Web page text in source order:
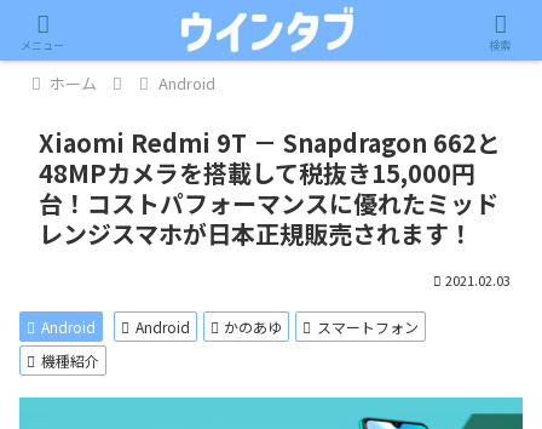
記事内に広告が含まれています。
ホーム Android
Xiaomi Redmi 9T － Snapdragon 662と
48MPカメラを搭載して税抜き15,000円
台！コストパフォーマンスに優れたミッド
レンジスマホが日本正規販売されます！
2021.02.03
Android Android かのあゆ
スマートフォン
機種紹介
メニュー 検索